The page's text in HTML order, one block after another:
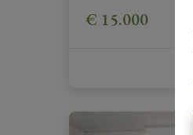
€ 15.000